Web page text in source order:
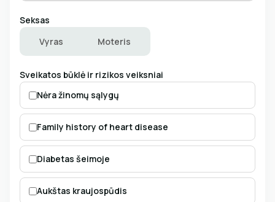
Seksas
Vyras
Moteris
Sveikatos būklė ir rizikos veiksniai
Nėra žinomų sąlygų
Family history of heart disease
Diabetas šeimoje
Aukštas kraujospūdis